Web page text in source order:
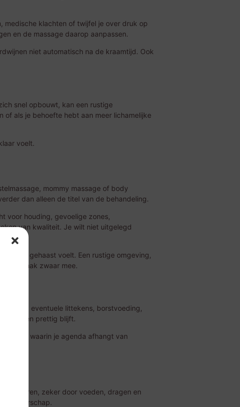
medische klachten of twijfel je over druk op
en de massage daarop aanpassen.
niet automatisch na de kraamtijd. Ook
snel opbouwt, kan een rustige
of als je behoefte hebt aan meer lichamelijke
voelt.
mommy massage of body
dan alleen de titel van de behandeling.
voor houding, gevoelige zones,
van kwaliteit. Je wilt niet uitgelegd
je je gehaast voelt. Een rustige omgeving,
gemak zwaar mee.
eventuele littekens, borstvoeding,
veilig en prettig blijft.
periode waarin je agenda afhangt van
verduren, zeker door voeden, dragen en